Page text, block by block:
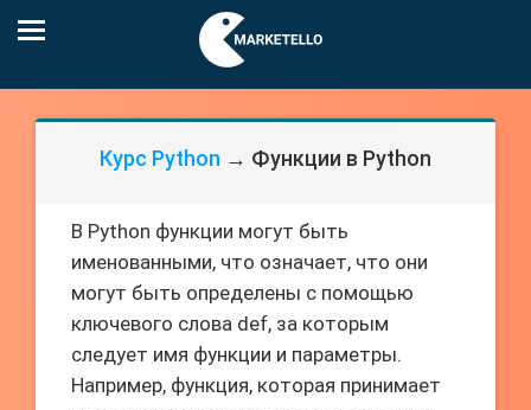
Курс Python → Функции в Python
В Python функции могут быть
именованными, что означает, что они
могут быть определены с помощью
ключевого слова def, за которым
следует имя функции и параметры.
Например, функция, которая принимает